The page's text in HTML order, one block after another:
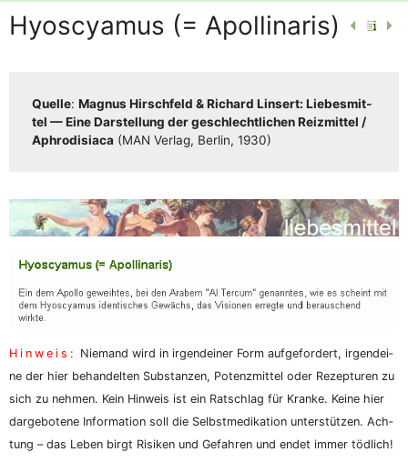
Hyoscyamus (= Apollinaris)
Quel­le: Magnus Hirsch­feld & Richard Lin­sert: Lie­bes­mit­
tel — Eine Dar­stel­lung der geschlecht­li­chen Reiz­mit­tel /​​
Aphro­di­sia­ca (MAN Ver­lag, Ber­lin, 1930)
Hin­weis: Nie­mand wird in irgend­ei­ner Form auf­ge­for­dert, irgend­ei­
ne der hier behan­del­ten Sub­stan­zen, Potenz­mit­tel oder Rezep­tu­ren zu
sich zu neh­men. Kein Hin­weis ist ein Rat­schlag für Kran­ke. Kei­ne hier
dar­ge­bo­te­ne Infor­ma­ti­on soll die Selbst­me­di­ka­ti­on unter­stüt­zen. Ach­
tung – das Leben birgt Risi­ken und Gefah­ren und endet immer töd­lich!